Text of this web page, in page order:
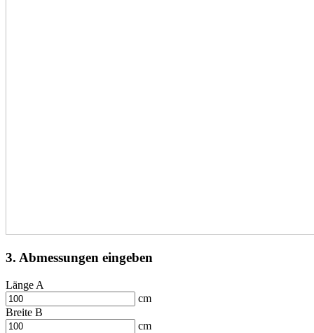
3. Abmessungen eingeben
Länge A
cm
Breite B
cm